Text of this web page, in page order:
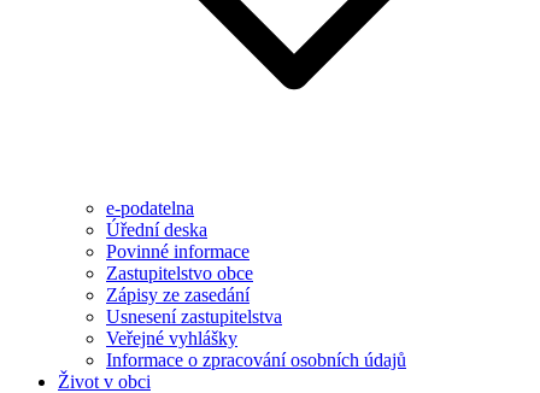
e-podatelna
Úřední deska
Povinné informace
Zastupitelstvo obce
Zápisy ze zasedání
Usnesení zastupitelstva
Veřejné vyhlášky
Informace o zpracování osobních údajů
Život v obci